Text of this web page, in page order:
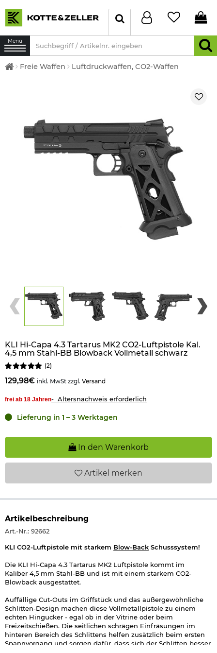
Menü
Freie Waffen Luftdruckwaffen, CO2-Waffen
KLI Hi-Capa 4.3 Tartarus MK2 CO2-Luftpistole Kal.
4,5 mm Stahl-BB Blowback Vollmetall schwarz
(2)
129,98€ inkl. MwSt zzgl. Versand
frei ab 18 Jahren- Altersnachweis erforderlich
Lieferung in 1 – 3 Werktagen
In den Warenkorb
Artikel merken
Artikelbeschreibung
Art.-Nr.: 92662
KLI CO2-Luftpistole mit starkem Blow-Back Schusssystem!
Die KLI Hi-Capa 4.3 Tartarus MK2 Luftpistole kommt im
Kaliber 4,5 mm Stahl-BB und ist mit einem starkem CO2-
Blowback ausgestattet.
Auffällige Cut-Outs im Griffstück und das außergewöhnliche
Schlitten-Design machen diese Vollmetallpistole zu einem
echten Hingucker - egal ob in der Vitrine oder beim
Freizeitschießen. Die seitlichen schrägen Einfräsungen im
hinteren Bereich des Schlittens helfen zusätzlich beim ersten
Spannvorgang und sorgen dafür, dass sich der Schlitten besser